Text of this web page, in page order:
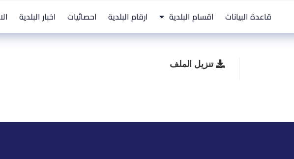
قاعدة البيانات اقسام البلدية ارقام البلدية احصائيات اخبار البلدية
تنزيل الملف